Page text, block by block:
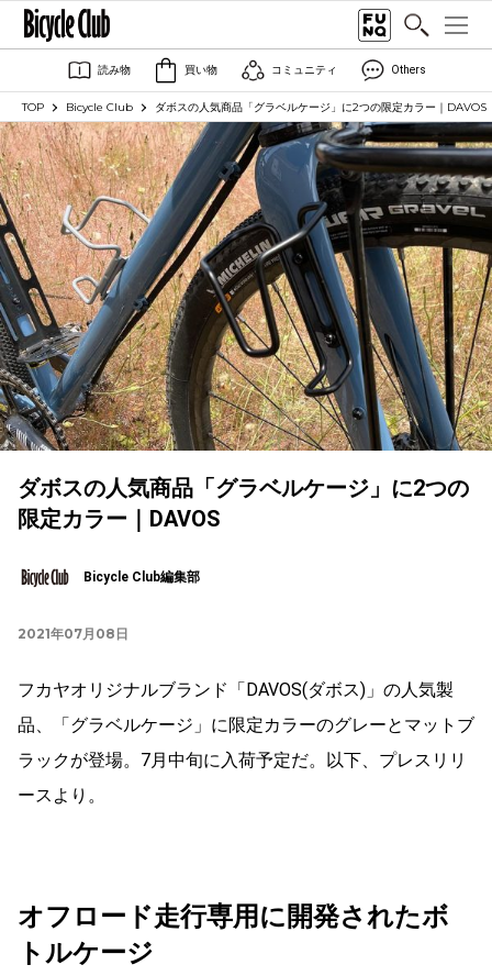
読み物 買い物 コミュニティ Others
TOP Bicycle Club ダボスの人気商品「グラベルケージ」に2つの限定カラー｜DAVOS
ダボスの人気商品「グラベルケージ」に2つの
限定カラー｜DAVOS
Bicycle Club編集部
2021年07月08日
フカヤオリジナルブランド「DAVOS(ダボス)」の人気製
品、「グラベルケージ」に限定カラーのグレーとマットブ
ラックが登場。7月中旬に入荷予定だ。以下、プレスリリ
ースより。
オフロード走行専用に開発されたボ
トルケージ